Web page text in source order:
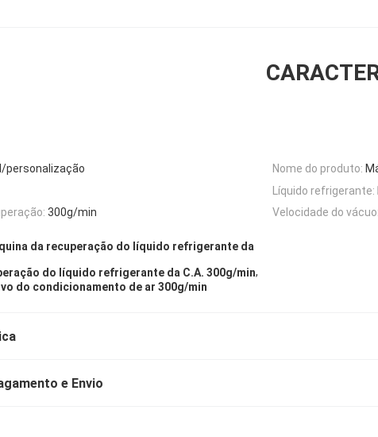
personalização Nome do produto:
Líquido refrigerante:
300g/min Velocidade do vácuo:
da recuperação do líquido refrigerante da
do líquido refrigerante da C.A. 300g/min,
do condicionamento de ar 300g/min
e Envio